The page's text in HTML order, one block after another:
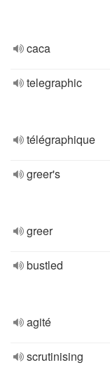
caca
telegraphic
télégraphique
greer's
greer
bustled
agité
scrutinising